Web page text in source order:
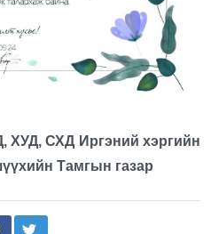
ХУД, СХД Иргэний хэргийн
Тамгын газар